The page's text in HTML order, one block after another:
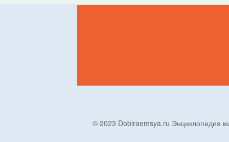
© 2023 Dobiraemsya.ru